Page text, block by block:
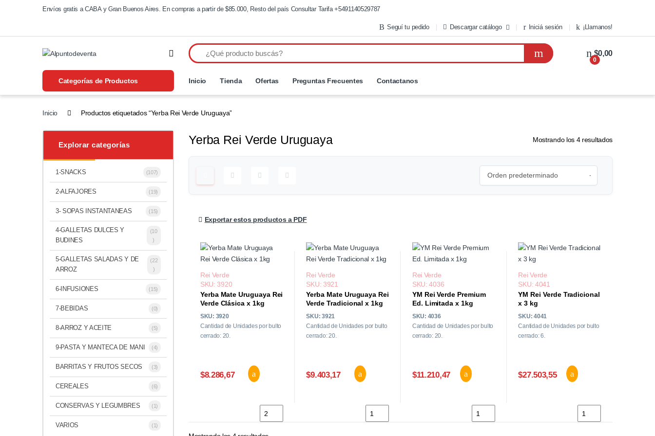
Saltar a navegación
Envíos gratis a CABA y Gran Buenos Aires. En compras a partir de $85.000, Resto del país Consultar Tarifa +5491140529787
Seguí tu pedido Descargar catálogo Iniciá sesión ¡Llamanos!
0
$0,00
Categorías de Productos Inicio Tienda Ofertas Preguntas Frecuentes Contactanos
Inicio Productos etiquetados “Yerba Rei Verde Uruguaya”
Yerba Rei Verde Uruguaya Mostrando los 4 resultados
Exportar estos productos a PDF
Rei Verde
SKU: 3920
Yerba Mate Uruguaya Rei
Verde Clásica x 1kg
SKU: 3920
Cantidad de Unidades por bulto
cerrado: 20.
$8.286,67
Rei Verde
SKU: 3921
Yerba Mate Uruguaya Rei
Verde Tradicional x 1kg
SKU: 3921
Cantidad de Unidades por bulto
cerrado: 20.
$9.403,17
Rei Verde
SKU: 4036
YM Rei Verde Premium
Ed. Limitada x 1kg
SKU: 4036
Cantidad de Unidades por bulto
cerrado: 20.
$11.210,47
Rei Verde
SKU: 4041
YM Rei Verde Tradicional
x 3 kg
SKU: 4041
Cantidad de Unidades por bulto
cerrado: 6.
$27.503,55
Explorar categorías
1-SNACKS (107)
2-ALFAJORES (19)
3- SOPAS INSTANTANEAS (15)
4-GALLETAS DULCES Y
BUDINES
(10
)
5-GALLETAS SALADAS Y DE
ARROZ
(22
)
6-INFUSIONES (15)
7-BEBIDAS (0)
8-ARROZ Y ACEITE (5)
9-PASTA Y MANTECA DE MANI (4)
BARRITAS Y FRUTOS SECOS (3)
CEREALES (6)
CONSERVAS Y LEGUMBRES (1)
VARIOS (1)